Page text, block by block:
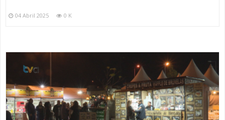
04 Abril 2025 0 K